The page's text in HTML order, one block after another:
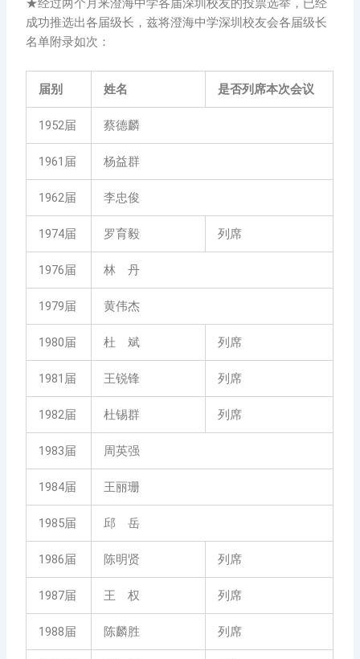
★经过两个月来澄海中学各届深圳校友的投票选举，已经
成功推选出各届级长，兹将澄海中学深圳校友会各届级长
名单附录如次：
届别 姓名 是否列席本次会议
1952届 蔡德麟
1961届 杨益群
1962届 李忠俊
1974届 罗育毅 列席
1976届 林 丹
1979届 黄伟杰
1980届 杜 斌 列席
1981届 王锐锋 列席
1982届 杜锡群 列席
1983届 周英强
1984届 王丽珊
1985届 邱 岳
1986届 陈明贤 列席
1987届 王 权 列席
1988届 陈麟胜 列席